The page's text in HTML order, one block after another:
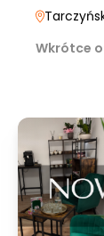
Wkrótce